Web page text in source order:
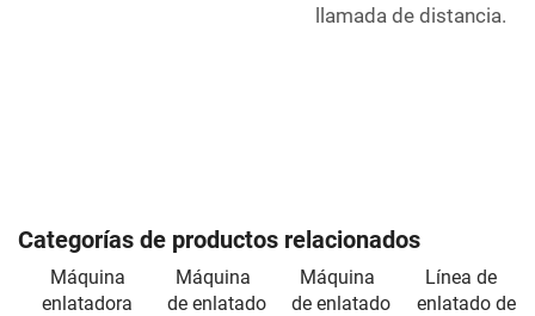
llamada de distancia.
Categorías de productos relacionados
Máquina
enlatadora
Máquina
de enlatado
Máquina
de enlatado
Línea de
enlatado de